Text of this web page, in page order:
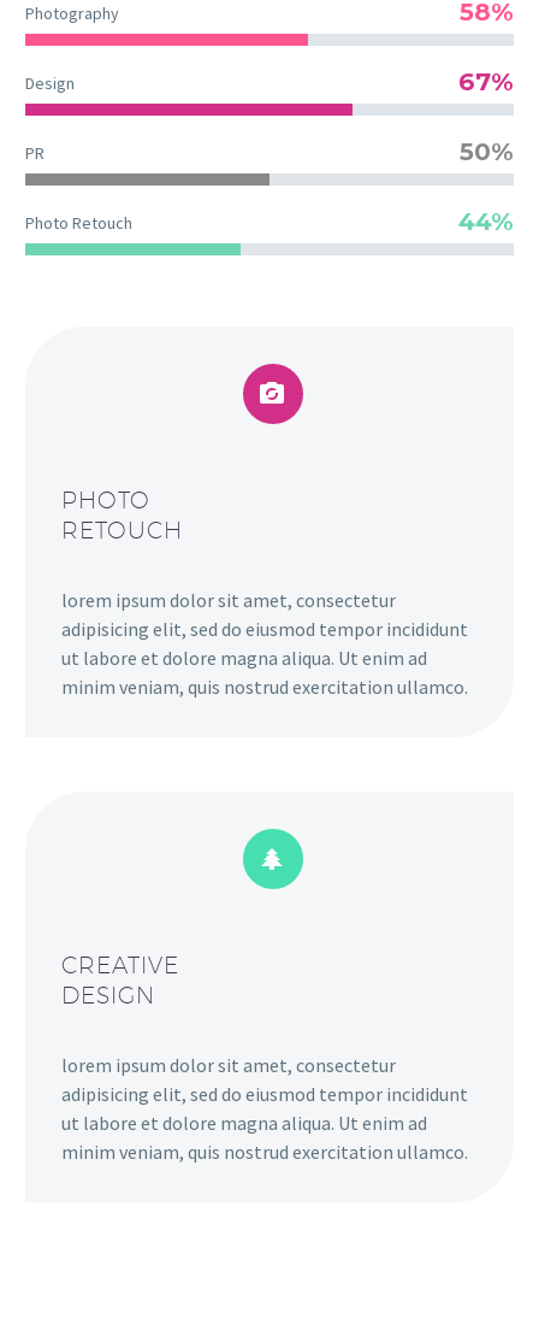
Photography 58%
Design 67%
PR 50%
Photo Retouch 44%


PHOTO
RETOUCH
lorem ipsum dolor sit amet, consectetur
adipisicing elit, sed do eiusmod tempor incididunt
ut labore et dolore magna aliqua. Ut enim ad
minim veniam, quis nostrud exercitation ullamco.


CREATIVE
DESIGN
lorem ipsum dolor sit amet, consectetur
adipisicing elit, sed do eiusmod tempor incididunt
ut labore et dolore magna aliqua. Ut enim ad
minim veniam, quis nostrud exercitation ullamco.